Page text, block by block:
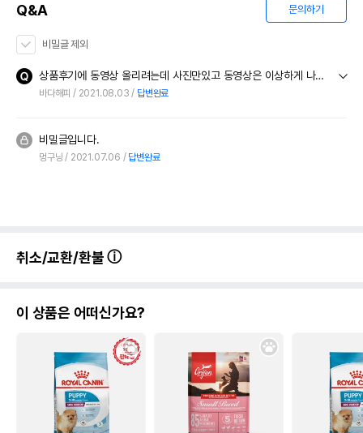
Q&A 문의하기
비밀글 제외
상품후기에 동영상 올리려는데 사진만있고 동영상은 이상하게 나타나질 않네요 방법좀 갈켜 주세요 ㅜㅠ
바다해피 2021.08.03 답변완료
비밀글입니다.
멍구닝 2021.07.06 답변완료
취소/교환/환불
이 상품은 어떠신가요?